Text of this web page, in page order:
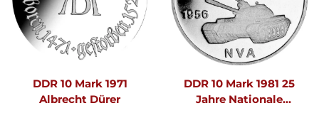
DDR 10 Mark 1971
Albrecht Dürer
DDR 10 Mark 1981 25
Jahre Nationale